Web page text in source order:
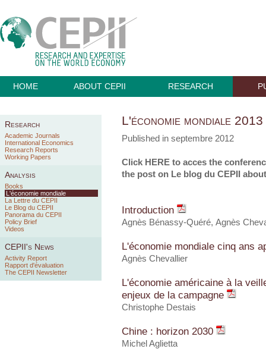
HOME ABOUT CEPII RESEARCH
Research
Academic Journals
International Economics
Research Reports
Working Papers
Analysis
Books
L'économie mondiale
La Lettre du CEPII
Le Blog du CEPII
Panorama du CEPII
Policy Brief
Videos
CEPII's News
Activity Report
Rapport d'évaluation
The CEPII Newsletter
L'économie mondiale 2013
Published in septembre 2012
Click HERE to acces the
the post on Le blog du CEPII
Introduction
Agnès Bénassy-Quéré, Agnès
L'économie mondiale cinq ans
Agnès Chevallier
L'économie américaine à la
enjeux de la campagne
Christophe Destais
Chine : horizon 2030
Michel Aglietta